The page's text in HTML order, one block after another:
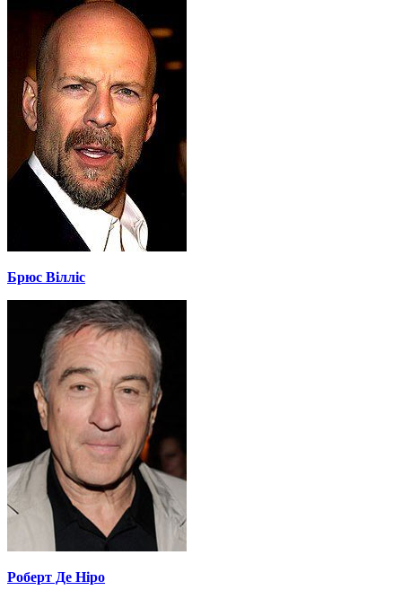
Брюс Вілліс
Роберт Де Ніро